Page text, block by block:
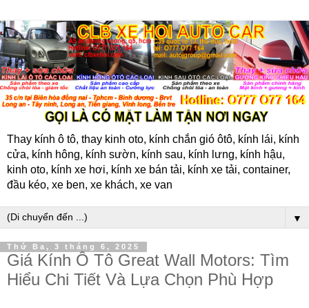
Thay kính ô tô, thay kinh oto, kính chắn gió ôtô, kính lái, kính
cửa, kính hông, kính sườn, kính sau, kính lưng, kính hậu,
kinh oto, kính xe hơi, kính xe bán tải, kính xe tải, container,
đầu kéo, xe ben, xe khách, xe van
▼
Thứ Ba, 3 tháng 6, 2025
Giá Kính Ô Tô Great Wall Motors: Tìm
Hiểu Chi Tiết Và Lựa Chọn Phù Hợp